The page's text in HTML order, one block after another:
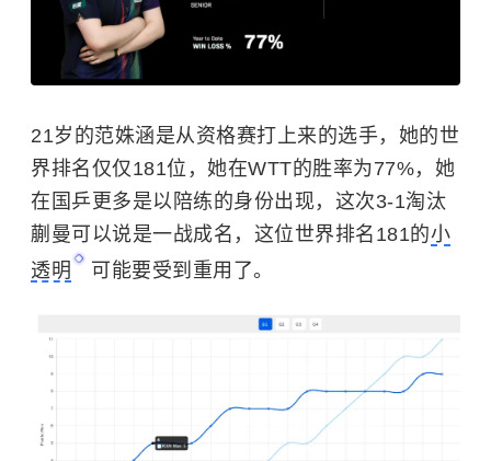
21岁的范姝涵是从资格赛打上来的选手，她的世
界排名仅仅181位，她在WTT的胜率为77%，她
在国乒更多是以陪练的身份出现，这次3-1淘汰
蒯曼可以说是一战成名，这位世界排名181的小
透明
可能要受到重用了。